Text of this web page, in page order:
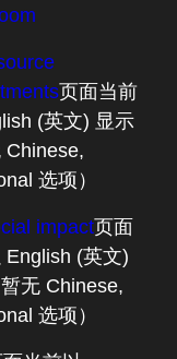
页面当前
(英文) 显示
Chinese,
选项）
impact页面
English (英文)
无 Chinese,
选项）